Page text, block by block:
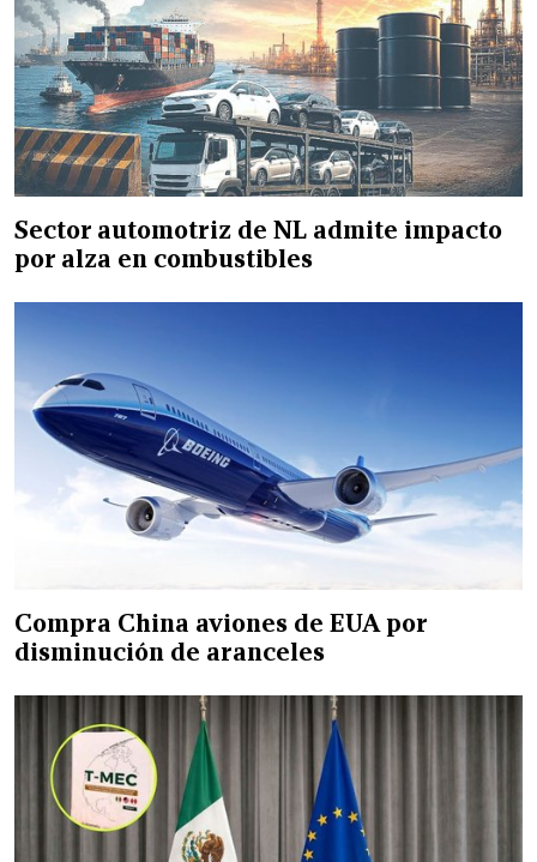
Sector automotriz de NL admite impacto
por alza en combustibles
Compra China aviones de EUA por
disminución de aranceles